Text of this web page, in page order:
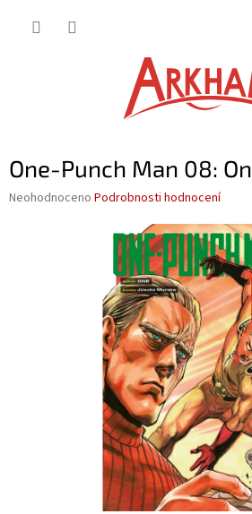
One-Punch Man 08: On
Průměrné
Neohodnoceno Podrobnosti hodnocení